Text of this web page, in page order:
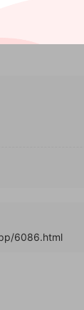
不可多得的
的艺术魅力
6086.html